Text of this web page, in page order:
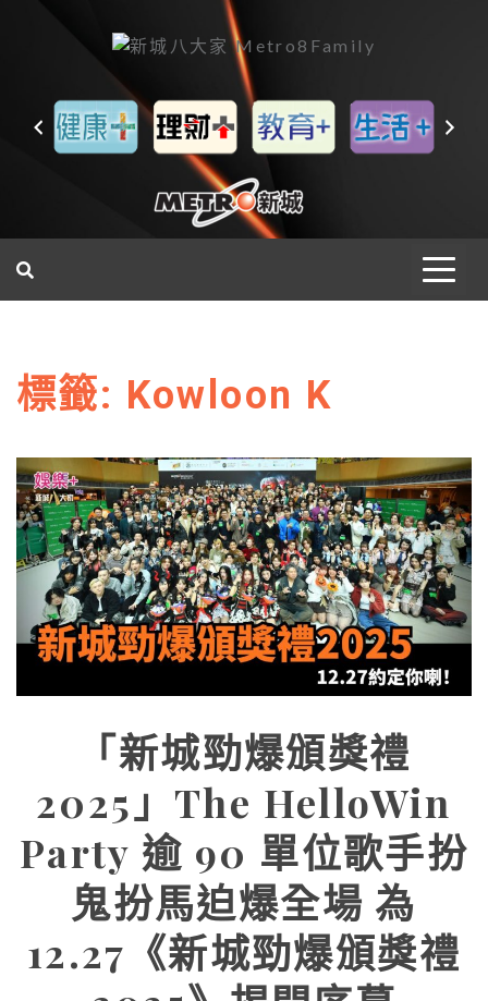
標籤: Kowloon K
「新城勁爆頒獎禮
2025」The HelloWin
Party 逾 90 單位歌手扮
鬼扮馬迫爆全場 為
12.27《新城勁爆頒獎禮